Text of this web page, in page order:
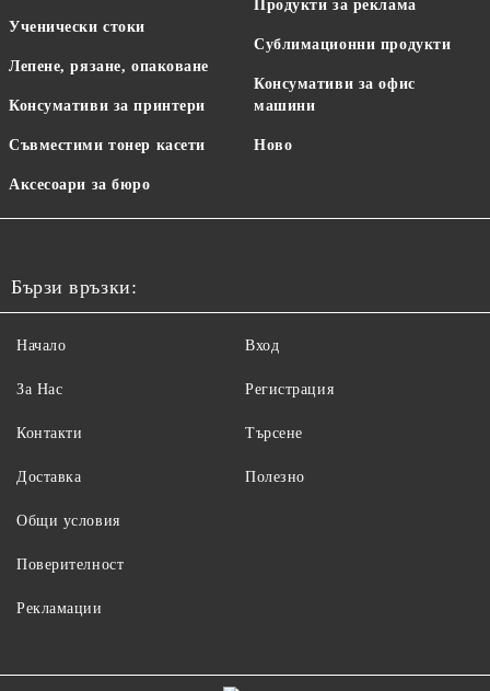
Ученически стоки
Лепене, рязане, опаковане
Консумативи за принтери
Съвместими тонер касети
Аксесоари за бюро
Продукти за реклама
Сублимационни продукти
Консумативи за офис
машини
Ново
Бързи връзки:
Начало
За Нас
Контакти
Доставка
Вход
Регистрация
Търсене
Полезно
Общи условия
Поверителност
Рекламации